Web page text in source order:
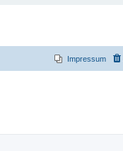
Impressum